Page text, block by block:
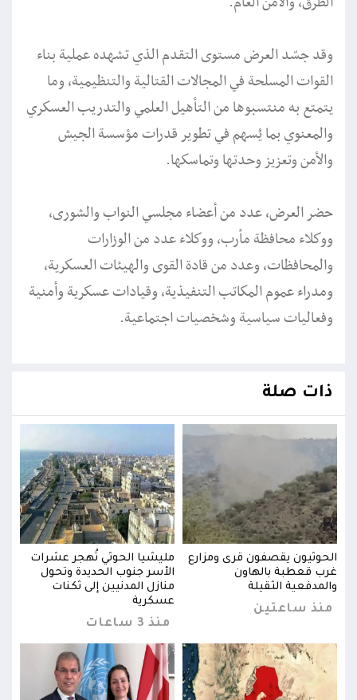
وقد جسّد العرض مستوى التقدم الذي تشهده عملية بناء
القوات المسلحة في المجالات القتالية والتنظيمية، وما
يتمتع به منتسبوها من التأهيل العلمي والتدريب العسكري
والمعنوي بما يُسهم في تطوير قدرات مؤسسة الجيش
والأمن وتعزيز وحدتها وتماسكها.
حضر العرض، عدد من أعضاء مجلسي النواب والشورى،
ووكلاء محافظة مأرب، ووكلاء عدد من الوزارات
والمحافظات، وعدد من قادة القوى والهيئات العسكرية،
ومدراء عموم المكاتب التنفيذية، وقيادات عسكرية وأمنية
وفعاليات سياسية وشخصيات اجتماعية.
ذات صلة
الحوثيون يقصفون قرى ومزارع
غرب قعطبة بالهاون
والمدفعية الثقيلة
منذ ساعتين
مليشيا الحوثي تُهجر عشرات
الأسر جنوب الحديدة وتحول
منازل المدنيين إلى ثكنات
عسكرية
منذ 3 ساعات